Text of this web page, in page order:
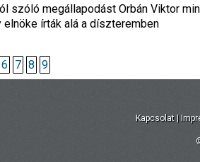
szóló megállapodást Orbán Viktor
elnöke írták alá a díszteremben
6 7 8 9
Kapcsolat |